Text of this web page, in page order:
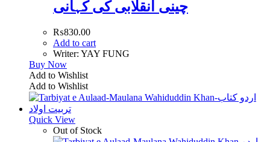
چینی انقلابی کی کہانی
₨830.00
Add to cart
Writer: YAY FUNG
Buy Now
Add to Wishlist
Add to Wishlist
Quick View
Out of Stock